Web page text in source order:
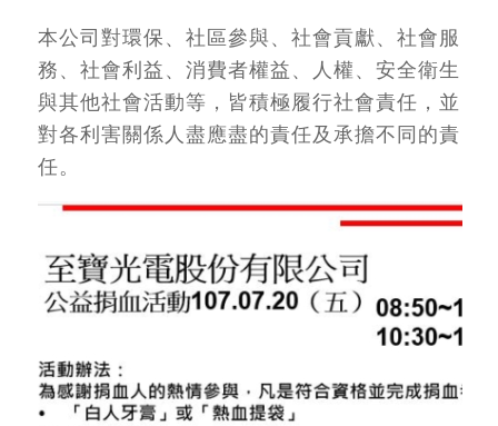
本公司對環保、社區參與、社會貢獻、社會服
務、社會利益、消費者權益、人權、安全衛生
與其他社會活動等，皆積極履行社會責任，並
對各利害關係人盡應盡的責任及承擔不同的責
任。